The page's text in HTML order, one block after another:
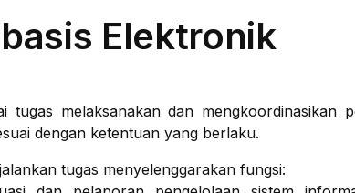
Elektronik
tugas melaksanakan dan mengkoordinasikan
dengan ketentuan yang berlaku.
tugas menyelenggarakan fungsi: